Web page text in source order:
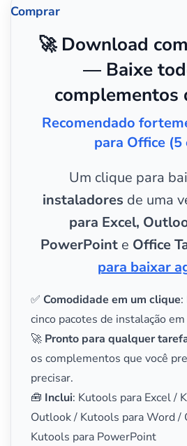
Comprar
🚀 Download
— Baixe
complementos
Recomendado
para Office (5
Um clique para
instaladores de uma
para Excel,
PowerPointe Office
para baixar
✅ Comodidade em um clique:
cinco pacotes de instalação em
🚀 Pronto para qualquer
os complementos que você
precisar.
🧰 Inclui: Kutools para Excel /
Outlook / Kutools para Word /
Kutools para PowerPoint